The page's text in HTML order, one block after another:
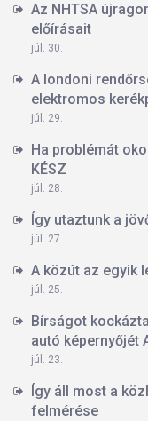
Az NHTSA
előírásait
júl. 30.
A londoni
elektromos
júl. 29.
Ha problémát
KÉSZ
júl. 28.
Így utaztunk a
júl. 27.
A közút az egyik
júl. 25.
Bírságot
autó képernyőjét
júl. 23.
Így áll most a
felmérése